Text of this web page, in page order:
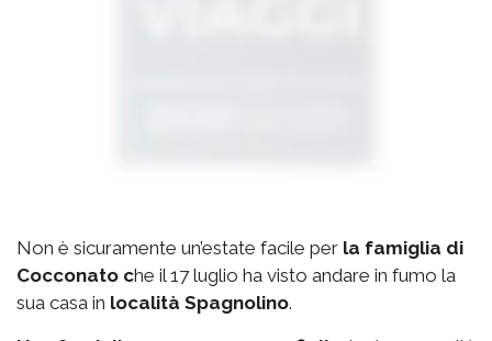
Non è sicuramente un’estate facile per la famiglia di
Cocconato che il 17 luglio ha visto andare in fumo la
sua casa in località Spagnolino.